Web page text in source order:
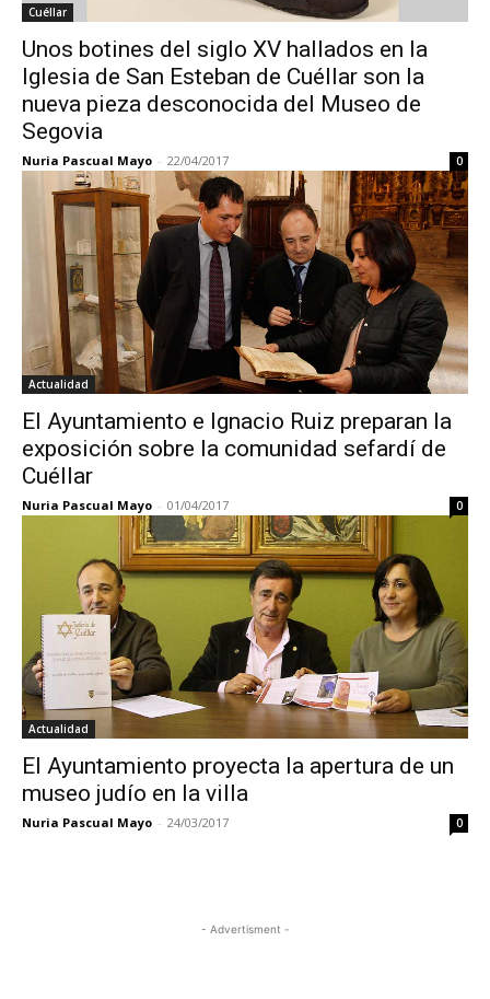
Cuéllar
Unos botines del siglo XV hallados en la
Iglesia de San Esteban de Cuéllar son la
nueva pieza desconocida del Museo de
Segovia
Nuria Pascual Mayo - 22/04/2017 0
Actualidad
El Ayuntamiento e Ignacio Ruiz preparan la
exposición sobre la comunidad sefardí de
Cuéllar
Nuria Pascual Mayo - 01/04/2017 0
Actualidad
El Ayuntamiento proyecta la apertura de un
museo judío en la villa
Nuria Pascual Mayo - 24/03/2017 0
- Advertisment -